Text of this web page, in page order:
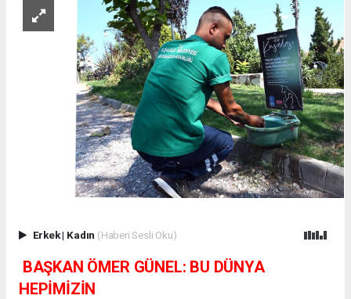
Erkek| Kadın (Haberi Sesli Oku)
BAŞKAN ÖMER GÜNEL: BU DÜNYA
HEPİMİZİN